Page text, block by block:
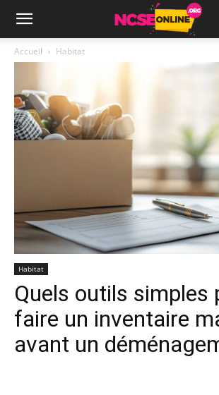
Accueil Habitat
Habitat
Quels outils simples
faire un inventaire
avant un